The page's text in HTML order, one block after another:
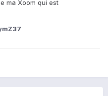
ma Xoom qui est